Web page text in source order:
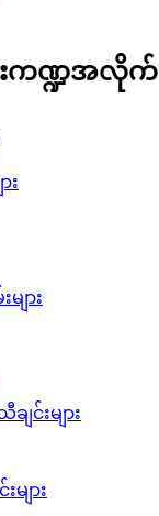
ားကဏ္ဍအလိုက်
း
ျား
င်းများ
များ